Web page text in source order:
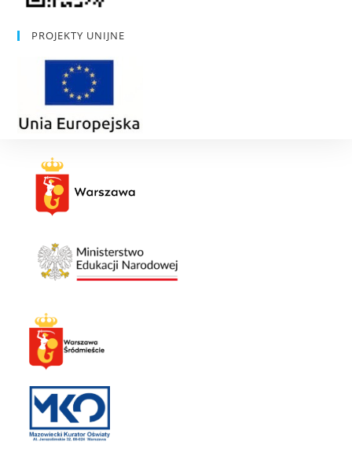
PROJEKTY UNIJNE